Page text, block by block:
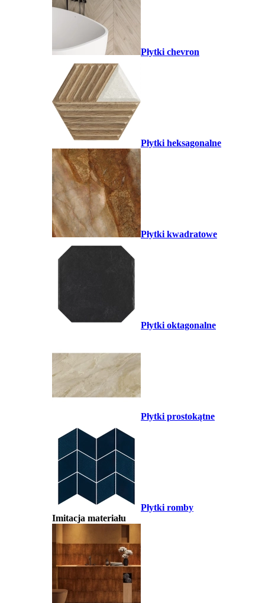
Płytki chevron
Płytki heksagonalne
Płytki kwadratowe
Płytki oktagonalne
Płytki prostokątne
Płytki romby
Imitacja materiału